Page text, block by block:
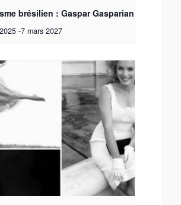
brésilien : Gaspar Gasparian
-7 mars 2027